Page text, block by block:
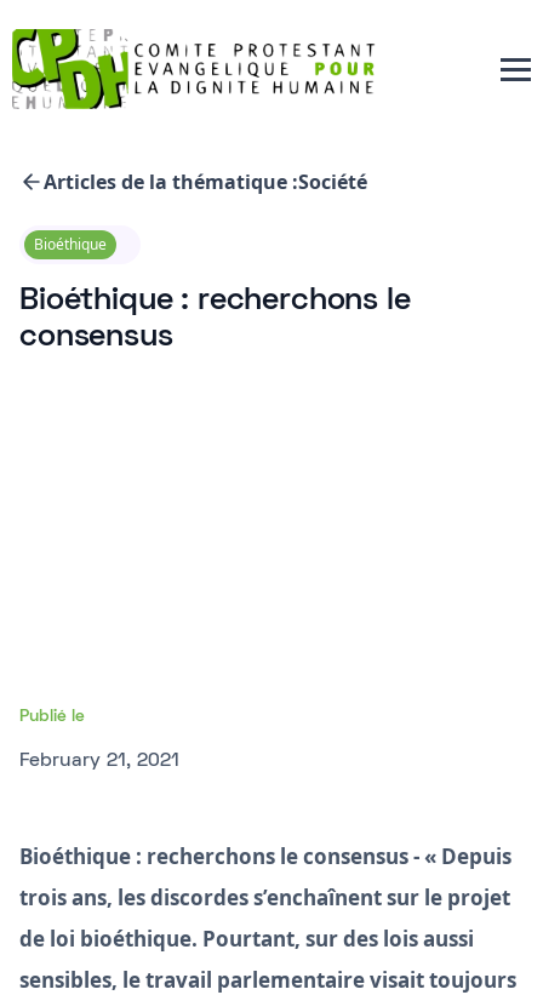
Articles de la thématique :Société
Bioéthique
Bioéthique : recherchons le
consensus
Publié le
February 21, 2021
Bioéthique : recherchons le consensus - « Depuis
trois ans, les discordes s’enchaînent sur le projet
de loi bioéthique. Pourtant, sur des lois aussi
sensibles, le travail parlementaire visait toujours